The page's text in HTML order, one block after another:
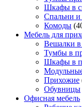
Шкафы в
Спальни и
Комоды
Мебель для
Вешалки
Тумбы в
Шкафы в
Прихожие
Обувницы
Офисная мебель